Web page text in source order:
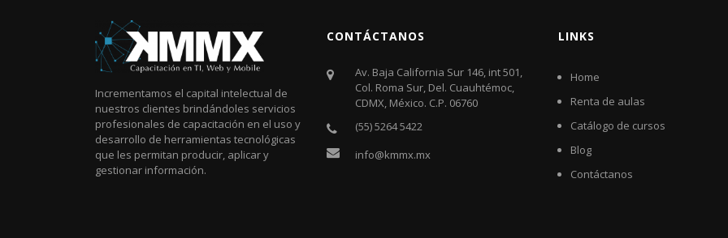
Incrementamos el capital intelectual de
nuestros clientes brindándoles servicios
profesionales de capacitación en el uso y
desarrollo de herramientas tecnológicas
que les permitan producir, aplicar y
gestionar información.
CONTÁCTANOS
Av. Baja California Sur 146, int 501,
Col. Roma Sur, Del. Cuauhtémoc,
CDMX, México. C.P. 06760​
(55) 5264 5422
info@kmmx.mx
LINKS
Home
Renta de aulas
Catálogo de cursos
Blog
Contáctanos